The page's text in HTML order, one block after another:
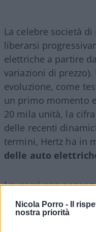
Nicola Porro -
Il
nostra priorità
La celebre società
liberarsi
elettriche a partire
variazioni di
evoluzione, come
un primo momento
20 mila unità, la
delle recenti
termini, Hertz ha in
delle auto
I numeri non
All’ampliarsi delle
annotato un